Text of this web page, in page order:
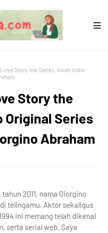
Story the Series, Inilah Vidio
Story the
Original Series
Abraham
2011, nama Giorgino
telingamu. Aktor sekaligus
ini memang telah dikenal
serta serial web. Saya